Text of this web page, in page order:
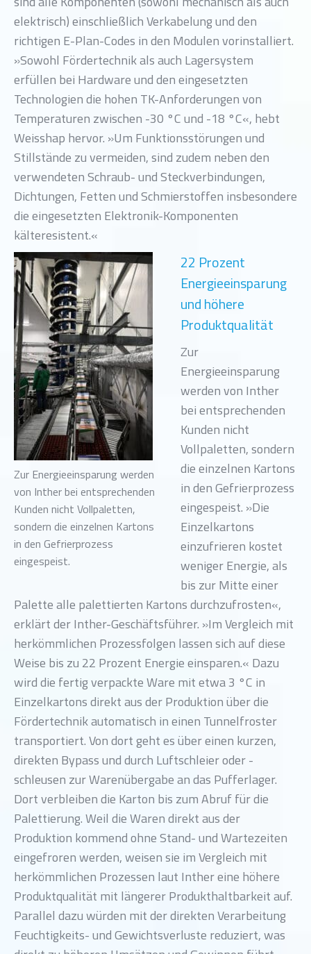
elektrisch) einschließlich Verkabelung und den
richtigen E-Plan-Codes in den Modulen vorinstalliert.
»Sowohl Fördertechnik als auch Lagersystem
erfüllen bei Hardware und den eingesetzten
Technologien die hohen TK-Anforderungen von
Temperaturen zwischen -30 °C und -18 °C«, hebt
Weisshap hervor. »Um Funktionsstörungen und
Stillstände zu vermeiden, sind zudem neben den
verwendeten Schraub- und Steckverbindungen,
Dichtungen, Fetten und Schmierstoffen insbesondere
die eingesetzten Elektronik-Komponenten
kälteresistent.«
Zur Energieeinsparung werden
von Inther bei entsprechenden
Kunden nicht Vollpaletten,
sondern die einzelnen Kartons
in den Gefrierprozess
eingespeist.
22 Prozent
Energieeinsparung
und höhere
Produktqualität
Zur
Energieeinsparung
werden von Inther
bei entsprechenden
Kunden nicht
Vollpaletten, sondern
die einzelnen Kartons
in den Gefrierprozess
eingespeist. »Die
Einzelkartons
einzufrieren kostet
weniger Energie, als
bis zur Mitte einer
Palette alle palettierten Kartons durchzufrosten«,
erklärt der Inther-Geschäftsführer. »Im Vergleich mit
herkömmlichen Prozessfolgen lassen sich auf diese
Weise bis zu 22 Prozent Energie einsparen.« Dazu
wird die fertig verpackte Ware mit etwa 3 °C in
Einzelkartons direkt aus der Produktion über die
Fördertechnik automatisch in einen Tunnelfroster
transportiert. Von dort geht es über einen kurzen,
direkten Bypass und durch Luftschleier oder -
schleusen zur Warenübergabe an das Pufferlager.
Dort verbleiben die Karton bis zum Abruf für die
Palettierung. Weil die Waren direkt aus der
Produktion kommend ohne Stand- und Wartezeiten
eingefroren werden, weisen sie im Vergleich mit
herkömmlichen Prozessen laut Inther eine höhere
Produktqualität mit längerer Produkthaltbarkeit auf.
Parallel dazu würden mit der direkten Verarbeitung
Feuchtigkeits- und Gewichtsverluste reduziert, was